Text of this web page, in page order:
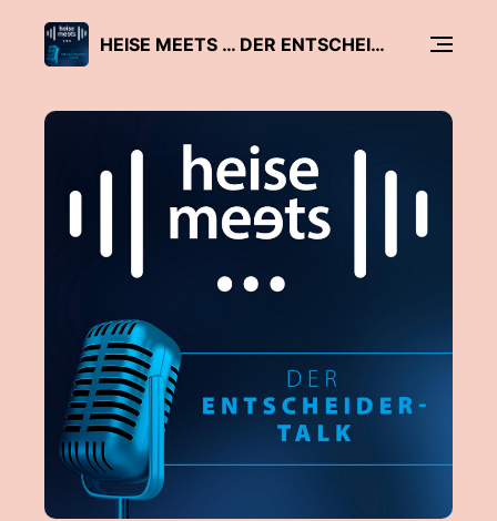
HEISE MEETS … DER ENTSCHEIDER-TALK